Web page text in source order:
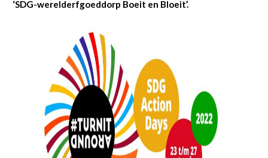
‘SDG-werelderfgoeddorp Boeit en Bloeit’.